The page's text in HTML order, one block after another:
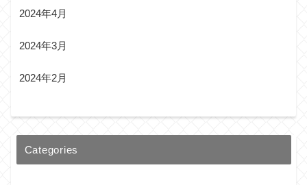
2024年4月
2024年3月
2024年2月
Categories